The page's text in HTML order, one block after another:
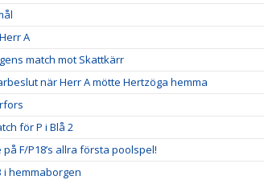
A
match mot Skattkärr
när Herr A mötte Hertzöga hemma
för P i Blå 2
F/P18’s allra första poolspel!
i hemmaborgen